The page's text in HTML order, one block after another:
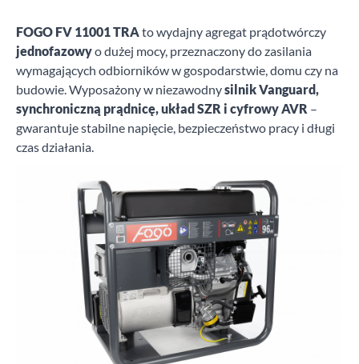
FOGO FV 11001 TRAto wydajny agregat prądotwórczy
jednofazowyo dużej mocy, przeznaczony do zasilania
wymagających odbiorników w gospodarstwie, domu czy na
budowie. Wyposażony w niezawodnysilnik Vanguard,
synchroniczną prądnicę, układ SZR i cyfrowy AVR –
gwarantuje stabilne napięcie, bezpieczeństwo pracy i długi
czas działania.